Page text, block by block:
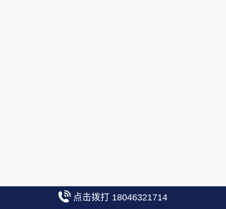
点击拨打 18046321714